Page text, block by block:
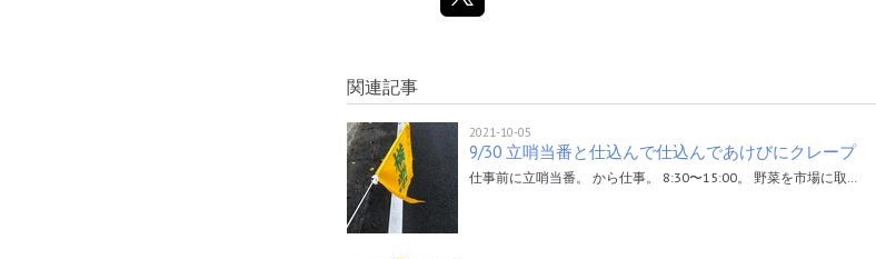
関連記事
2021-10-05
9/30 立哨当番と仕込んで仕込んであけびにクレープ
仕事前に立哨当番。 から仕事。 8:30〜15:00。 野菜を市場に取…